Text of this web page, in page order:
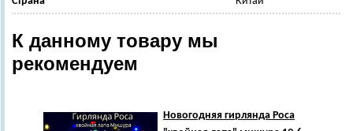
К данному товару мы
рекомендуем
Новогодняя гирлянда Роса